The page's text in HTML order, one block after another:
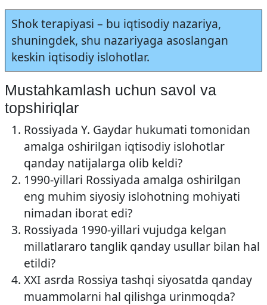
Shok terapiyasi – bu iqtisodiy nazariya,
shuningdek, shu nazariyaga asoslangan
keskin iqtisodiy islohotlar.
Mustahkamlash uchun savol va
topshiriqlar
Rossiyada Y. Gaydar hukumati tomonidan
amalga oshirilgan iqtisodiy islohotlar
qanday natijalarga olib keldi?
1990-yillari Rossiyada amalga oshirilgan
eng muhim siyosiy islohotning mohiyati
nimadan iborat edi?
Rossiyada 1990-yillari vujudga kelgan
millatlararo tanglik qanday usullar bilan hal
etildi?
XXI asrda Rossiya tashqi siyosatda qanday
muammolarni hal qilishga urinmoqda?